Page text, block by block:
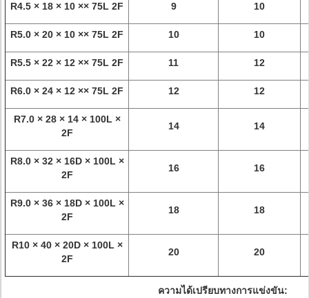
R4.5 × 18 × 10 ×× 75L 2F 9 10
R5.0 × 20 × 10 ×× 75L 2F 10 10
R5.5 × 22 × 12 ×× 75L 2F 11 12
R6.0 × 24 × 12 ×× 75L 2F 12 12
R7.0 × 28 × 14 × 100L ×
2F
14 14
R8.0 × 32 × 16D × 100L ×
2F
16 16
R9.0 × 36 × 18D × 100L ×
2F
18 18
R10 × 40 × 20D × 100L ×
2F
20 20
ความได้เปรียบทางการแข่งขัน: